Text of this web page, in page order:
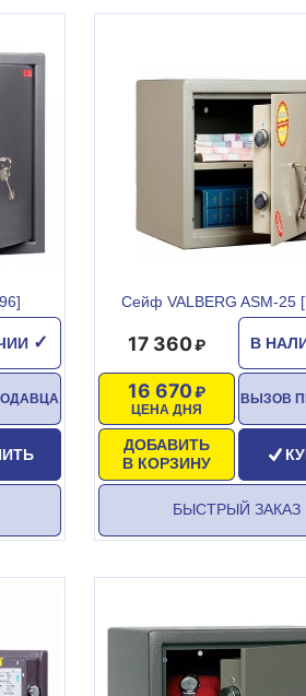
✓
Сейф VALBERG ASM-25
В
17 360
ЦЕНА ДНЯ
16 670
ДОБАВИТЬ
В КОРЗИНУ
ВЫЗОВ
БЫСТРЫЙ ЗАКАЗ